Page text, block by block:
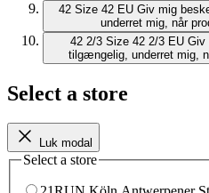
42 Size 42 EU Giv mig
underret mig, når
42 2/3 Size 42 2/3 EU Giv
tilgængelig, underret mig,
Select a store
Luk modal
Select a store